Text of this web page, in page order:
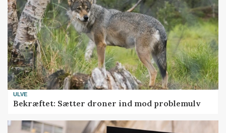
ULVE
Bekræftet: Sætter droner ind mod problemulv